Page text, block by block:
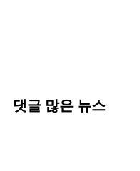
댓글 많은 뉴스